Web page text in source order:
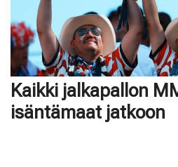
Kaikki jalkapallon
isäntämaat jatkoon